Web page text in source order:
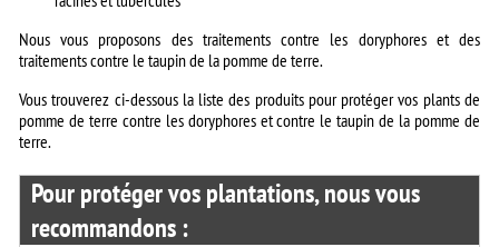
Nous vous proposons des traitements contre les doryphores et des
traitements contre le taupin de la pomme de terre.
Vous trouverez ci-dessous la liste des produits pour protéger vos plants de
pomme de terre contre les doryphores et contre le taupin de la pomme de
terre.
Pour protéger vos plantations, nous vous
recommandons :